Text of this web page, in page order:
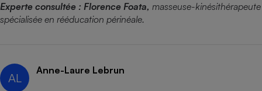
Experte consultée : Florence Foata, masseuse-kinésithérapeute
spécialisée en rééducation périnéale.
AL
Anne-Laure Lebrun